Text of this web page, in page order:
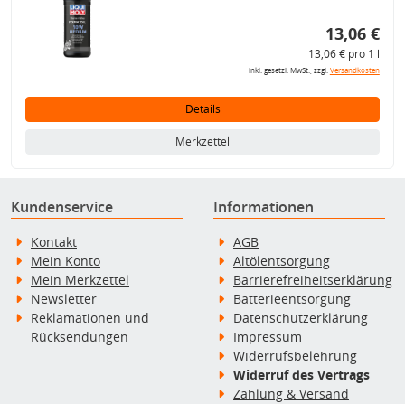
13,06 €
13,06 € pro 1 l
inkl. gesetzl. MwSt., zzgl.Versandkosten
Details
Merkzettel
Kundenservice
Kontakt
Mein Konto
Mein Merkzettel
Newsletter
Reklamationen und
Rücksendungen
Informationen
AGB
Altölentsorgung
Barrierefreiheitserklärung
Batterieentsorgung
Datenschutzerklärung
Impressum
Widerrufsbelehrung
Widerruf des Vertrags
Zahlung & Versand